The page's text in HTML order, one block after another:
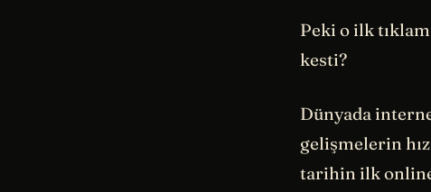
Peki o ilk
kesti?
Dünyada
gelişmelerin
tarihin ilk